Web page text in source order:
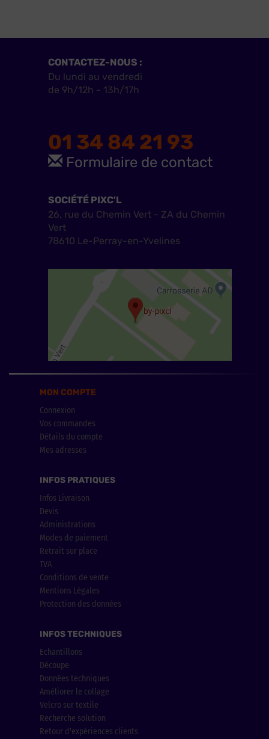
CONTACTEZ-NOUS :
Du lundi au vendredi
de 9h/12h - 13h/17h
01 34 84 21 93
Formulaire de contact
SOCIÉTÉ PIXC'L
26, rue du Chemin Vert - ZA du Chemin
Vert
78610 Le-Perray-en-Yvelines
MON COMPTE
Connexion
Vos commandes
Détails du compte
Mes adresses
INFOS PRATIQUES
Infos Livraison
Devis
Administrations
Modes de paiement
Retrait sur place
TVA
Conditions de vente
Mentions Légales
Protection des données
INFOS TECHNIQUES
Echantillons
Découpe
Données techniques
Améliorer le collage
Velcro sur textile
Recherche solution
Retour d'expériences clients